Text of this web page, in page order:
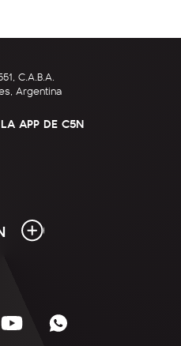
C.A.B.A.
Argentina
APP DE C5N